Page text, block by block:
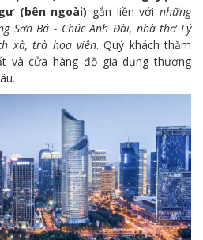
(bên ngoài) gắn liền vớinhững
Sơn Bá - Chúc Anh Đài, nhà thơ Lý
xà, trà hoa viên. Quý khách thăm
và cửa hàng đồ gia dụng thương